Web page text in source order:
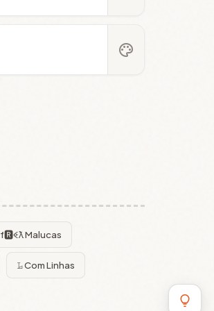
palette
f🆁ꈼƛ Malucas
𝙻̷ Com Linhas